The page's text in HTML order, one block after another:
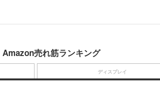
Amazon売れ筋ランキング
ディスプレイ